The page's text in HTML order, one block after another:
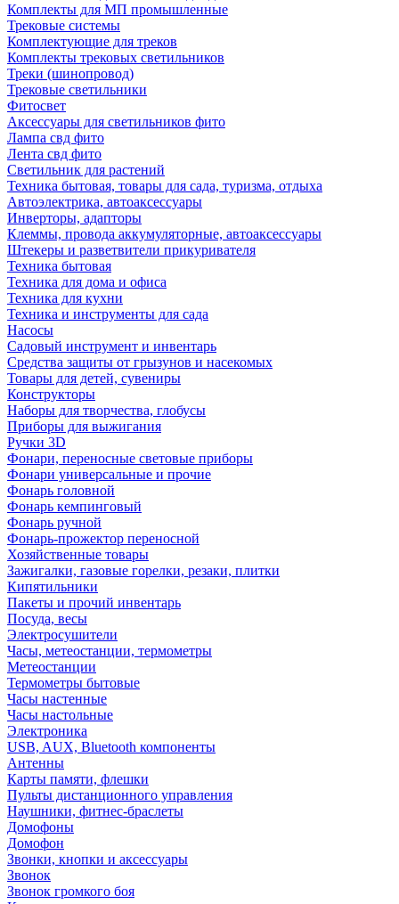
Комплекты для МП промышленные
Трековые системы
Комплектующие для треков
Комплекты трековых светильников
Треки (шинопровод)
Трековые светильники
Фитосвет
Аксессуары для светильников фито
Лампа свд фито
Лента свд фито
Светильник для растений
Техника бытовая, товары для сада, туризма, отдыха
Автоэлектрика, автоаксессуары
Инверторы, адапторы
Клеммы, провода аккумуляторные, автоаксессуары
Штекеры и разветвители прикуривателя
Техника бытовая
Техника для дома и офиса
Техника для кухни
Техника и инструменты для сада
Насосы
Садовый инструмент и инвентарь
Средства защиты от грызунов и насекомых
Товары для детей, сувениры
Конструкторы
Наборы для творчества, глобусы
Приборы для выжигания
Ручки 3D
Фонари, переносные световые приборы
Фонари универсальные и прочие
Фонарь головной
Фонарь кемпинговый
Фонарь ручной
Фонарь-прожектор переносной
Хозяйственные товары
Зажигалки, газовые горелки, резаки, плитки
Кипятильники
Пакеты и прочий инвентарь
Посуда, весы
Электросушители
Часы, метеостанции, термометры
Метеостанции
Термометры бытовые
Часы настенные
Часы настольные
Электроника
USB, AUX, Bluetooth компоненты
Антенны
Карты памяти, флешки
Пульты дистанционного управления
Наушники, фитнес-браслеты
Домофоны
Домофон
Звонки, кнопки и аксессуары
Звонок
Звонок громкого боя